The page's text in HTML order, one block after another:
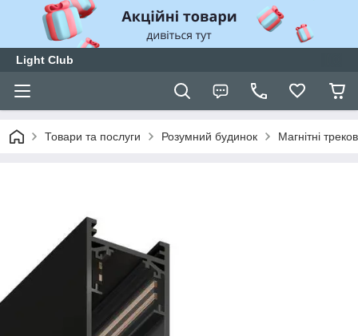
Light Club
Товари та послуги Розумний будинок Магнітні